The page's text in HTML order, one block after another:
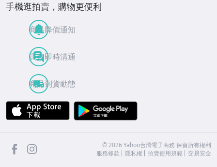
手機逛拍賣，購物更便利
商品降價通知
買賣即時溝通
商品到貨動態
APP Store
facebook ©2026 Yahoo台灣電子商務 保留所有權利
服務條款
隱私權 拍賣使用規範 交易安全